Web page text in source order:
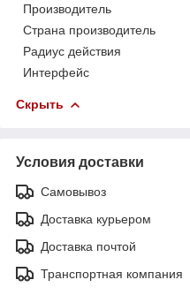
Производитель
Страна производитель
Радиус действия
Интерфейс
Скрыть
Условия доставки
Самовывоз
Доставка курьером
Доставка почтой
Транспортная компания